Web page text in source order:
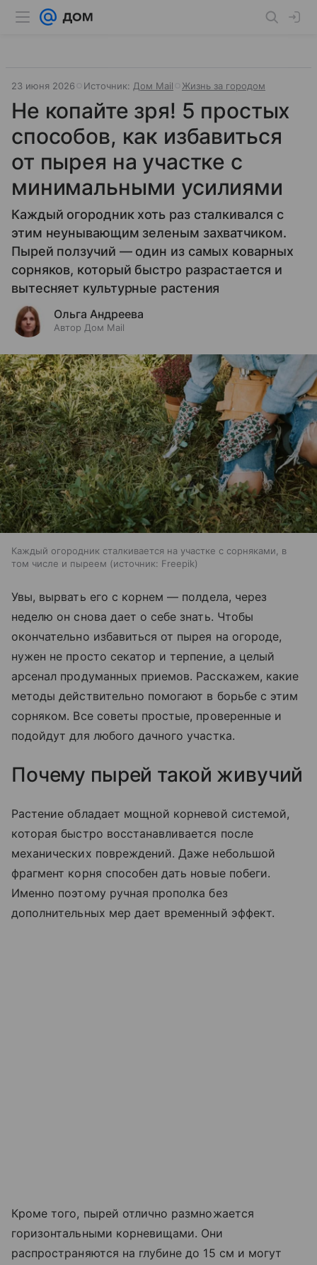
23 июня 2026 Источник: Дом Mail Жизнь за городом
Не копайте зря! 5 простых
способов, как избавиться
от пырея на участке с
минимальными усилиями
Каждый огородник хоть раз сталкивался с
этим неунывающим зеленым захватчиком.
Пырей ползучий — один из самых коварных
сорняков, который быстро разрастается и
вытесняет культурные растения
Ольга Андреева
Автор Дом Mail
Каждый огородник сталкивается на участке с сорняками, в
том числе и пыреем
источник: Freepik
Увы, вырвать его с корнем — полдела, через
неделю он снова дает о себе знать. Чтобы
окончательно избавиться от пырея на огороде,
нужен не просто секатор и терпение, а целый
арсенал продуманных приемов. Расскажем, какие
методы действительно помогают в борьбе с этим
сорняком. Все советы простые, проверенные и
подойдут для любого дачного участка.
Почему пырей такой живучий
Растение обладает мощной корневой системой,
которая быстро восстанавливается после
механических повреждений. Даже небольшой
фрагмент корня способен дать новые побеги.
Именно поэтому ручная прополка без
дополнительных мер дает временный эффект.
Кроме того, пырей отлично размножается
горизонтальными корневищами. Они
распространяются на глубине до 15 см и могут